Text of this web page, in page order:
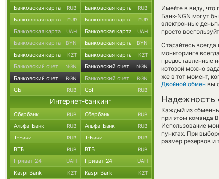
Имейте в виду, что
Банк-NGN могут
электронные
просто
Старайтесь всегда
мониторинге
предоставленные
которой можно
же в тот момент,
Двойной обмен вы
Надежность
Каждый из
при этом команда
Использование
пунктах. При
размер резервов и
Банковская карта RUB Банковская карта RUB
Банковская карта EUR Банковская карта EUR
Банковская карта UAH Банковская карта UAH
Банковская карта BYN Банковская карта BYN
Банковская карта KZT Банковская карта KZT
Банковский счет NGN Банковский счет NGN
Банковский счет BGN Банковский счет BGN
СБП RUB СБП RUB
Интернет-банкинг
Сбербанк RUB Сбербанк RUB
Альфа-Банк RUB Альфа-Банк RUB
Т-Банк RUB Т-Банк RUB
ВТБ RUB ВТБ RUB
Приват 24 UAH Приват 24 UAH
Kaspi Bank KZT Kaspi Bank KZT